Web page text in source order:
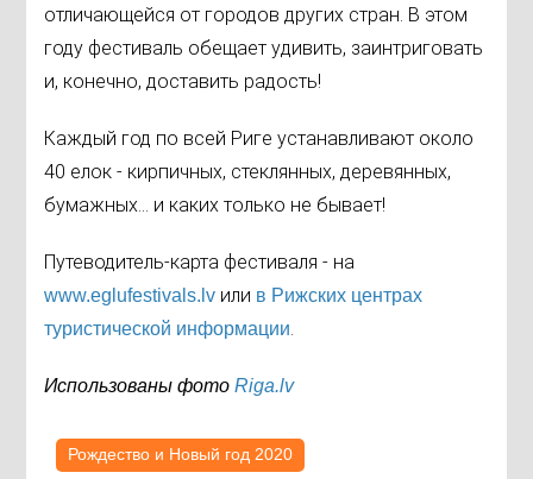
отличающейся от городов других стран. В этом
году фестиваль обещает удивить, заинтриговать
и, конечно, доставить радость!
Каждый год по всей Риге устанавливают около
40 елок - кирпичных, стеклянных, деревянных,
бумажных... и каких только не бывает!
Путеводитель-карта фестиваля - на
www.eglufestivals.lv или в Рижских центрах
туристической информации.
Использованы фотоRiga.lv
Рождество и Новый год 2020